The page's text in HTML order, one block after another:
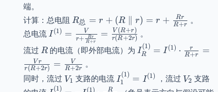
端。
计算：总电阻 R_{\text{总}}
= r + (R
\parallel r) = r
+ \frac{Rr}
{R+r}
R总 = r + (R r) = r + R+r
Rr
。
总电流 I^{(1)} =
\frac{V}{r +
\frac{Rr}
{R+r}} =
\frac{V(R+r)}
{r(R+2r)}
I(1) = r+ R+r
Rr
V = r(R+2r)
V (R+r) 。
流过 R
R的电流（即外部电流）为I^{(1)}_{R}
= I^{(1)}
\cdot
\frac{r}
IR
(1) = I(1) ⋅ R+r
r =
r(R+2r)
V r = R+2r
V
。
同时，流过 V_1
V1 支路的电流I_1^{(1)}
= I^{(1)}
I1
(1) = I(1) ，流过 V_2
V2 支路
(1) (1) R